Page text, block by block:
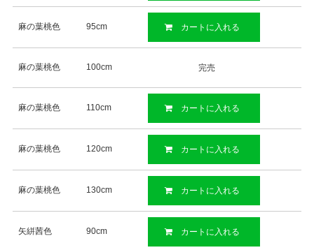
麻の葉桃色 95cm カートに入れる
麻の葉桃色 100cm 完売
麻の葉桃色 110cm カートに入れる
麻の葉桃色 120cm カートに入れる
麻の葉桃色 130cm カートに入れる
矢絣茜色 90cm カートに入れる